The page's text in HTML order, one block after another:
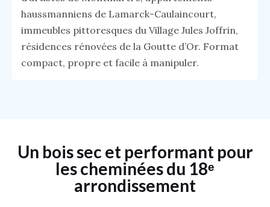
haussmanniens de Lamarck-Caulaincourt,
immeubles pittoresques du Village Jules Joffrin,
résidences rénovées de la Goutte d’Or. Format
compact, propre et facile à manipuler.
Un bois sec et performant pour
les cheminées du 18ᵉ
arrondissement